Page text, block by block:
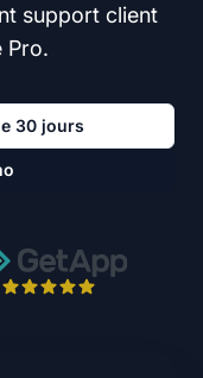
support client
Pro.
30 jours